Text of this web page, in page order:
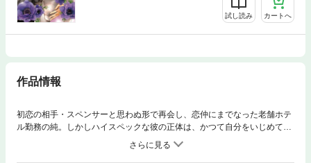
試し読み カートへ
作品情報
初恋の相手・スペンサーと思わぬ形で再会し、恋仲にまでなった老舗ホテ
ル勤務の純。しかしハイスペックな彼の正体は、かつて自分をいじめてい
た初恋の彼の弟・ウォーレンだと知り…！？